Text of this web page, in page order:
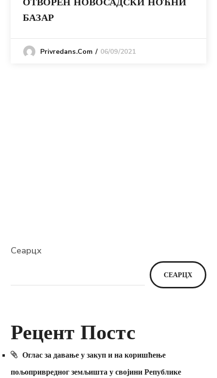
БАЗАР
Privredans.com 06/09/2021
Сеарцх
СЕАРЦХ
Рецент Постс
Оглас за давање у закуп и на коришћење
пољопривредног земљишта у својини Републике